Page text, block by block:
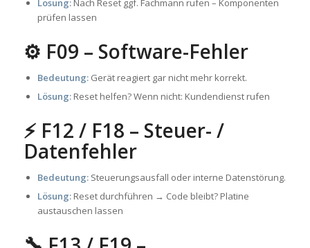
Lösung:Nach Reset ggf. Fachmann rufen – Komponenten
prüfen lassen
⚙️ F09 – Software-Fehler
Bedeutung:Gerät reagiert gar nicht mehr korrekt.
Lösung:Reset helfen? Wenn nicht: Kundendienst rufen
⚡ F12 / F18 – Steuer- /
Datenfehler
Bedeutung:Steuerungsausfall oder interne Datenstörung.
Lösung:Reset durchführen → Code bleibt? Platine
austauschen lassen